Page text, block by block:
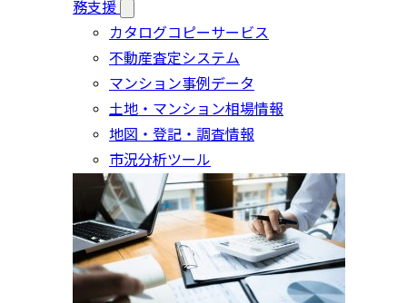
務支援
カタログコピーサービス
不動産査定システム
マンション事例データ
土地・マンション相場情報
地図・登記・調査情報
市況分析ツール